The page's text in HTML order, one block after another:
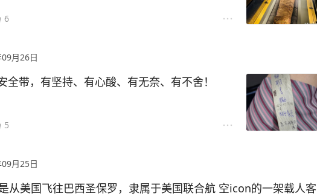
不饶，一边用手指着空保一边嘴里还在喊着什
知道如何是好了。
定通知警 察到场。不一会儿功夫就赶来了，随
的回复更显大国风范和霸气侧漏。
客，携手共享世界商用飞机产业美好明天。”
传奇和悠久的历史，据称是来自公元1世纪左右
“黄金木乃伊”。
中国，先后在北京中华世纪坛艺术馆和深圳南
6
月26日
全带，有坚持、有心酸、有无奈、有不舍！
5
月25日
从美国飞往巴西圣保罗，隶属于美国联合航 空icon的一架载人客